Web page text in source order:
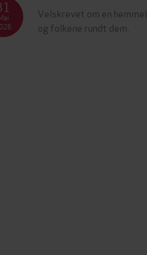
Velskrevet om en
og folkene rundt dem.